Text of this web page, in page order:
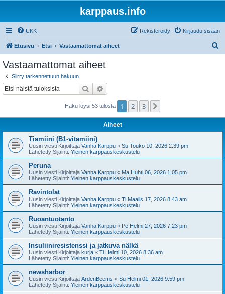
karppaus.info
UKK Kirjaudu sisään
Rekisteröidy
Etusivu Etsi Vastaamattomat aiheet
Vastaamattomat aiheet
Siirry tarkennettuun hakuun
Etsi
Haku löysi 53 tulosta 1 2 3
Aiheet
Tiamiini (B1-vitamiini)
Uusin viesti Kirjoittaja Vanha Karppu « Su Touko 10, 2026 2:39 pm
Lähetetty Sijainti: Yleinen karppauskeskustelu
Peruna
Uusin viesti Kirjoittaja Vanha Karppu « Ma Huhti 06, 2026 1:05 pm
Lähetetty Sijainti: Yleinen karppauskeskustelu
Ravintolat
Uusin viesti Kirjoittaja Vanha Karppu « Ti Maalis 17, 2026 8:43 am
Lähetetty Sijainti: Yleinen karppauskeskustelu
Ruoantuotanto
Uusin viesti Kirjoittaja Vanha Karppu « Pe Helmi 27, 2026 7:23 pm
Lähetetty Sijainti: Yleinen karppauskeskustelu
Insuliiniresistenssi ja jatkuva nälkä
Uusin viesti Kirjoittaja kurja « Ti Helmi 10, 2026 8:36 am
Lähetetty Sijainti: Yleinen karppauskeskustelu
newsharbor
Uusin viesti Kirjoittaja ArdenBeems « Su Helmi 01, 2026 9:59 pm
Lähetetty Sijainti: Yleinen karppauskeskustelu